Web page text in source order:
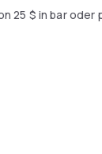
25 $ in bar oder